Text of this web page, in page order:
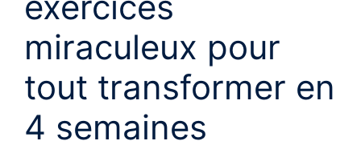
miraculeux pour
tout transformer en
4 semaines